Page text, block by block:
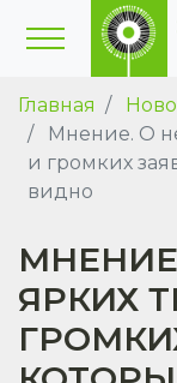
Главная
Мнение. О
и громких
видно
ЯРКИХ